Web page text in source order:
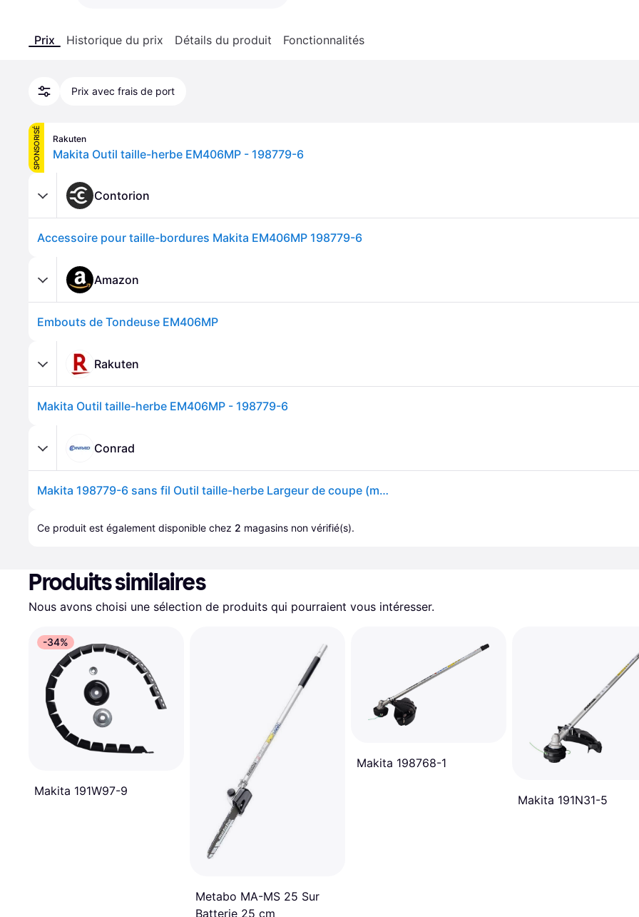
Prix Historique du prix Détails du produit Fonctionnalités
Prix avec frais de port
SPONSORISÉ Rakuten
Makita Outil taille-herbe EM406MP - 198779-6
Contorion
Accessoire pour taille-bordures Makita EM406MP 198779-6
Amazon
Embouts de Tondeuse EM406MP
Rakuten
Makita Outil taille-herbe EM406MP - 198779-6
Conrad
Makita 198779-6 sans fil Outil taille-herbe Largeur de coupe (max.): 450 mm
Ce produit est également disponible chez 2 magasins non vérifié(s).
Produits similaires
Nous avons choisi une sélection de produits qui pourraient vous intéresser.
-34%
Makita 191W97-9
Metabo MA-MS 25 Sur
Batterie 25 cm
Makita 198768-1
Makita 191N31-5